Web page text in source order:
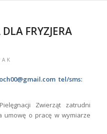
FRYZJERA
A K
tel/sms:
Zwierząt zatrudni
umowę o pracę w wymiarze